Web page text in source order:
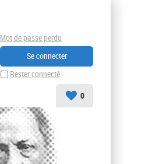
Rester connecté
Mot de passe perdu
0